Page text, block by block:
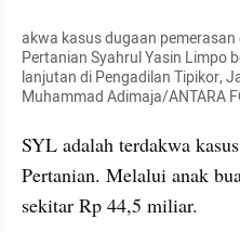
akwa kasus dugaan
Pertanian Syahrul Yasin Limpo
lanjutan di Pengadilan Tipikor,
Muhammad Adimaja/ANTARA
SYL adalah terdakwa
Pertanian. Melalui anak
sekitar Rp 44,5 miliar.